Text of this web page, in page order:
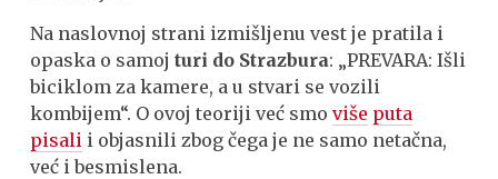
Na naslovnoj strani izmišljenu vest je pratila i
opaska o samojturi do Strazbura: „PREVARA: Išli
biciklom za kamere, a u stvari se vozili
kombijem“. O ovoj teoriji već smoviše puta
pisali i objasnili zbog čega je ne samo netačna,
već i besmislena.